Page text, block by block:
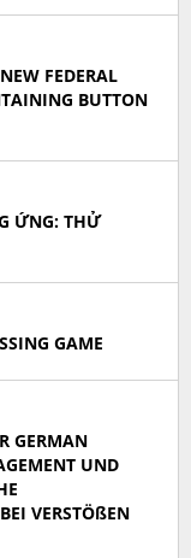
FEDERAL
BUTTON
ỨNG: THỬ
GAME
GERMAN
UND
VERSTÖßEN